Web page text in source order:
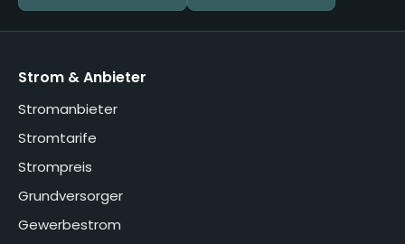
Strom & Anbieter
Stromanbieter
Stromtarife
Strompreis
Grundversorger
Gewerbestrom